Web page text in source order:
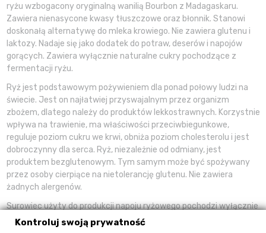
ryżu wzbogacony oryginalną wanilią Bourbon z Madagaskaru.
Zawiera nienasycone kwasy tłuszczowe oraz błonnik. Stanowi
doskonałą alternatywę do mleka krowiego. Nie zawiera glutenu i
laktozy. Nadaje się jako dodatek do potraw, deserów i napojów
gorących. Zawiera wyłącznie naturalne cukry pochodzące z
fermentacji ryżu.
Ryż jest podstawowym pożywieniem dla ponad połowy ludzi na
świecie. Jest on najłatwiej przyswajalnym przez organizm
zbożem, dlatego należy do produktów lekkostrawnych. Korzystnie
wpływa na trawienie, ma właściwości przeciwbiegunkowe,
reguluje poziom cukru we krwi, obniża poziom cholesterolu i jest
dobroczynny dla serca. Ryż, niezależnie od odmiany, jest
produktem bezglutenowym. Tym samym może być spożywany
przez osoby cierpiące na nietolerancję glutenu. Nie zawiera
żadnych alergenów.
Surowiec użyty do produkcji napoju ryżowego pochodzi wyłącznie
z włoskiej prowincji Vercelli, największego regionu uprawy ryżu w
Kontroluj swoją prywatność